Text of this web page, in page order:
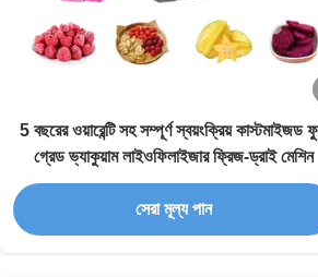
5 বছরের ওয়ারেন্টি সহ সম্পূর্ণ স্বয়ংক্রিয় কাস্টমাইজড
গ্রেড ভ্যাকুয়াম লাইওফিলাইজার ফ্রিজ-ড্রাই মেশিন
সেরা মূল্য পান